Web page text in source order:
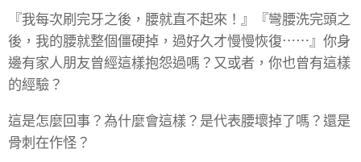
『我每次刷完牙之後，腰就直不起來！』『彎腰洗完頭之
後，我的腰就整個僵硬掉，過好久才慢慢恢復⋯⋯』你身
邊有家人朋友曾經這樣抱怨過嗎？又或者，你也曾有這樣
的經驗？
這是怎麼回事？為什麼會這樣？是代表腰壞掉了嗎？還是
骨刺在作怪？